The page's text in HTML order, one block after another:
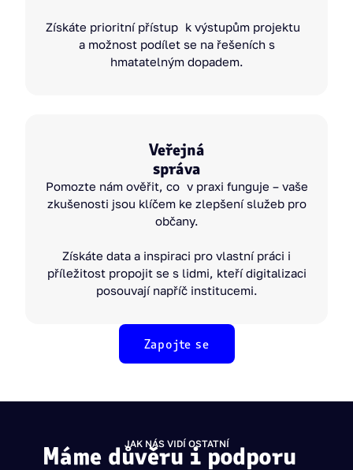
Získáte prioritní přístup k výstupům projektu
a možnost podílet se na řešeních s
hmatatelným dopadem.
Veřejná
správa
Pomozte nám ověřit, co v praxi funguje – vaše
zkušenosti jsou klíčem ke zlepšení služeb pro
občany.
Získáte data a inspiraci pro vlastní práci i
příležitost propojit se s lidmi, kteří digitalizaci
posouvají napříč institucemi.
Zapojte se
JAK NÁS VIDÍ OSTATNÍ
Máme důvěru i podporu